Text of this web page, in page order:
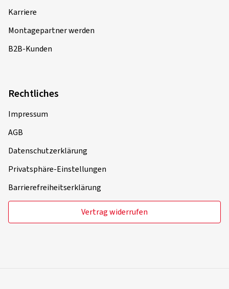
Karriere
Montagepartner werden
B2B-Kunden
Rechtliches
Impressum
AGB
Datenschutzerklärung
Privatsphäre-Einstellungen
Barrierefreiheitserklärung
Vertrag widerrufen